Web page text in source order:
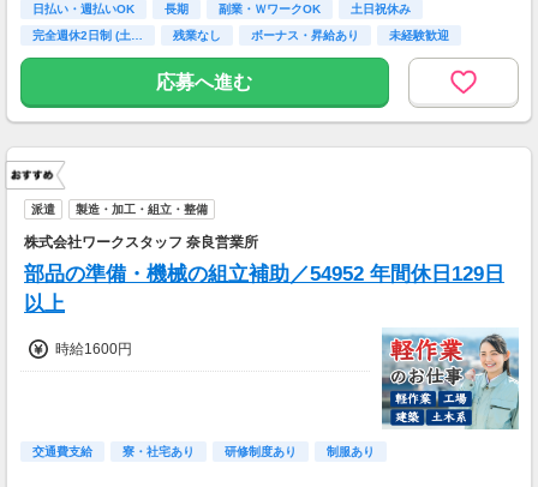
スマホからかんたんに申請が出来ます！
日払い・週払いOK 長期 副業・ＷワークOK
土日祝休み
完全週休2日制 (土…
残業なし ボーナス・昇給あり
未経験歓迎
主婦(夫)歓迎
応募へ進む
派遣 製造・加工・組立・整備
株式会社ワークスタッフ 奈良営業所
部品の準備・機械の組立補助／54952 年間休日129日
以上
時給1600円
交通費支給 寮・社宅あり 研修制度あり 制服あり